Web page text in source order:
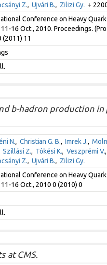
Z., Ujvári B., Zilizi Gy. +
Conference on Heavy
11-16 Oct., 2010. Proceedings.
(2011) 11
b-hadron production
N., Christian G. B., Imrek J.,
Szillási Z., Tôkési K., Veszprémi V.,
Z., Ujvári B., Zilizi Gy.
Conference on Heavy
16 Oct., 2010 0 (2010) 0
at CMS.